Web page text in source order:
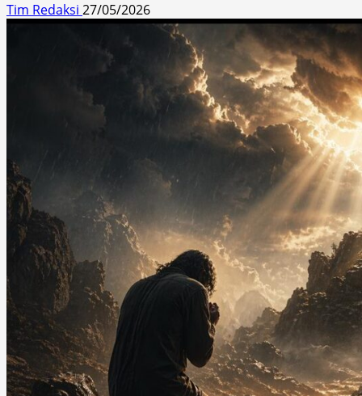
Tim Redaksi 27/05/2026